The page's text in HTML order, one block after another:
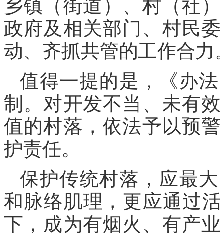
乡镇（街道）、村（社
政府及相关部门、村民
动、齐抓共管的工作合力
值得一提的是，《办
制。对开发不当、未有
值的村落，依法予以预
护责任。
保护传统村落，应最
和脉络肌理，更应通过
下，成为有烟火、有产